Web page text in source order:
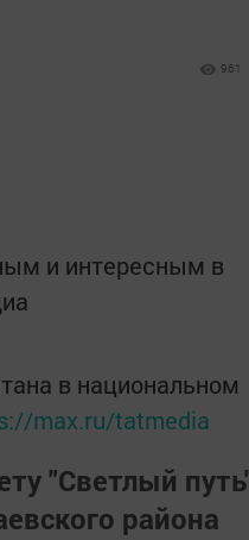
961
и интересным в
в национальном
max.ru/tatmedia
"Светлый
района